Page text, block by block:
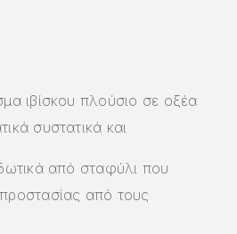
ιβίσκου πλούσιο σε οξέα
συστατικά και
από σταφύλι που
από τους